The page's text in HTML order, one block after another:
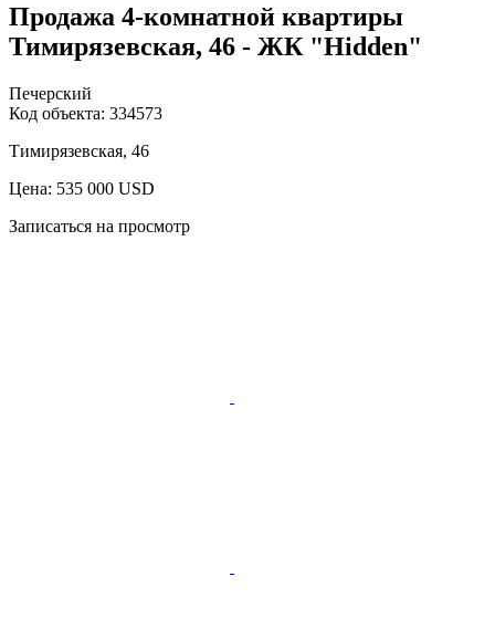
Продажа 4-комнатной квартиры
Тимирязевская, 46 - ЖК "Hidden"
Печерский
Код объекта: 334573
Тимирязевская, 46
Цена: 535 000 USD
Записаться на просмотр